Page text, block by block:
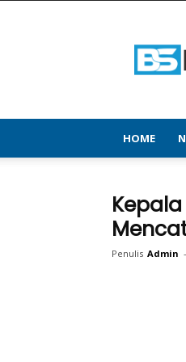
HOME
Penulis Admin -